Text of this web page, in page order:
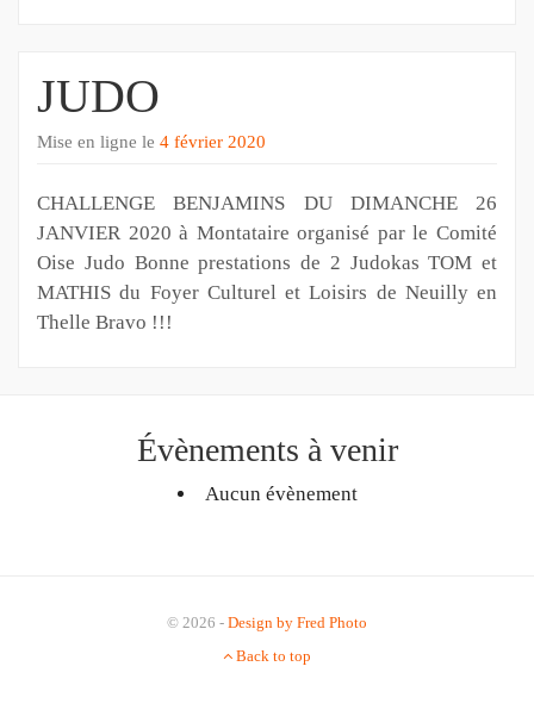
JUDO
Mise en ligne le 4 février 2020
CHALLENGE BENJAMINS DU DIMANCHE 26
JANVIER 2020 à Montataire organisé par le Comité
Oise Judo Bonne prestations de 2 Judokas TOM et
MATHIS du Foyer Culturel et Loisirs de Neuilly en
Thelle Bravo !!!
Évènements à venir
Aucun évènement
© 2026 - Design by Fred Photo
Back to top